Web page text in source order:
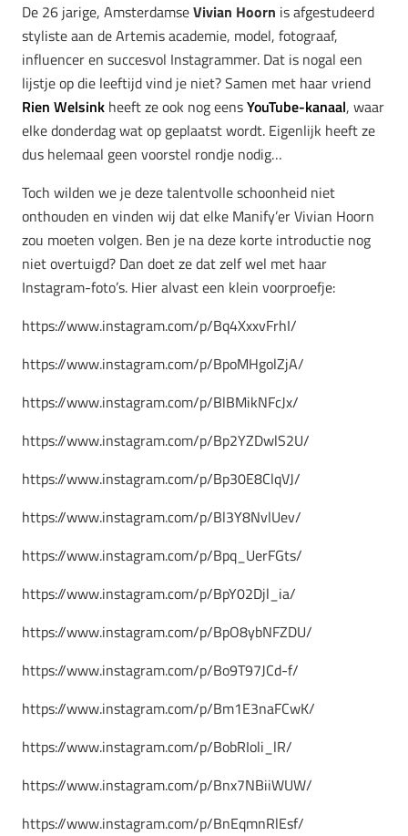
De 26 jarige, AmsterdamseVivian Hoorn is afgestudeerd
styliste aan de Artemis academie, model, fotograaf,
influencer en succesvol Instagrammer. Dat is nogal een
lijstje op die leeftijd vind je niet? Samen met haar vriend
Rien Welsink heeft ze ook nog eensYouTube-kanaal, waar
elke donderdag wat op geplaatst wordt. Eigenlijk heeft ze
dus helemaal geen voorstel rondje nodig…
Toch wilden we je deze talentvolle schoonheid niet
onthouden en vinden wij dat elke Manify’er Vivian Hoorn
zou moeten volgen. Ben je na deze korte introductie nog
niet overtuigd? Dan doet ze dat zelf wel met haar
Instagram-foto’s. Hier alvast een klein voorproefje:
https://www.instagram.com/p/Bq4XxxvFrhI/
https://www.instagram.com/p/BpoMHgolZjA/
https://www.instagram.com/p/BlBMikNFcJx/
https://www.instagram.com/p/Bp2YZDwlS2U/
https://www.instagram.com/p/Bp30E8ClqVJ/
https://www.instagram.com/p/Bl3Y8NvlUev/
https://www.instagram.com/p/Bpq_UerFGts/
https://www.instagram.com/p/BpY02Djl_ia/
https://www.instagram.com/p/BpO8ybNFZDU/
https://www.instagram.com/p/Bo9T97JCd-f/
https://www.instagram.com/p/Bm1E3naFCwK/
https://www.instagram.com/p/BobRIoli_lR/
https://www.instagram.com/p/Bnx7NBiiWUW/
https://www.instagram.com/p/BnEqmnRlEsf/